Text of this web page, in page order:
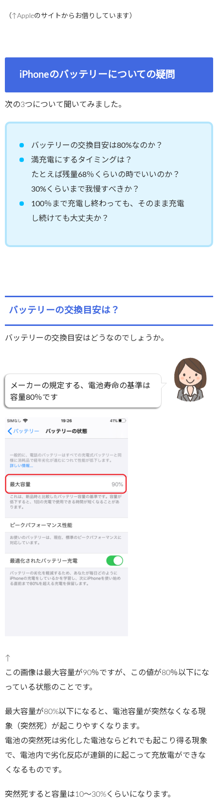
（↑Appleのサイトからお借りしています）
iPhoneのバッテリーについての疑問
次の3つについて聞いてみました。
バッテリーの交換目安は80%なのか？
満充電にするタイミングは？
たとえば残量68％くらいの時でいいのか？
30%くらいまで我慢すべきか？
100％まで充電し終わっても、そのまま充電
し続けても大丈夫か？
バッテリーの交換目安は？
バッテリーの交換目安はどうなのでしょうか。
メーカーの規定する、電池寿命の基準は
容量80％です
↑
この画像は最大容量が90％ですが、この値が80％以下にな
っている状態のことです。
最大容量が80%以下になると、電池容量が突然なくなる現
象（突然死）が起こりやすくなります。
電池の突然死は劣化した電池ならどれでも起こり得る現象
で、電池内で劣化反応が連鎖的に起こって充放電ができな
くなるものです。
突然死すると容量は10～30%くらいになります。